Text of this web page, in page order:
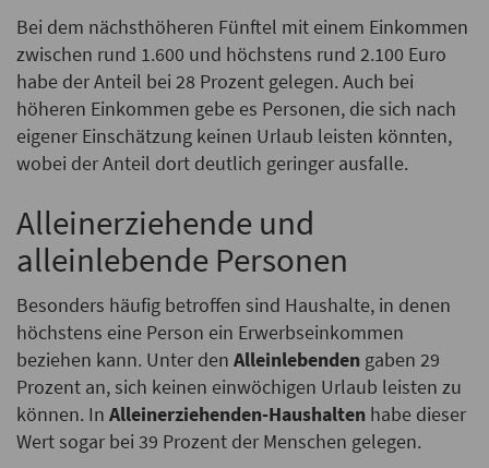
Bei dem nächsthöheren Fünftel mit einem Einkommen
zwischen rund 1.600 und höchstens rund 2.100 Euro
habe der Anteil bei 28 Prozent gelegen. Auch bei
höheren Einkommen gebe es Personen, die sich nach
eigener Einschätzung keinen Urlaub leisten könnten,
wobei der Anteil dort deutlich geringer ausfalle.
Alleinerziehende und
alleinlebende Personen
Besonders häufig betroffen sind Haushalte, in denen
höchstens eine Person ein Erwerbseinkommen
beziehen kann. Unter den Alleinlebenden gaben 29
Prozent an, sich keinen einwöchigen Urlaub leisten zu
können. In Alleinerziehenden-Haushalten habe dieser
Wert sogar bei 39 Prozent der Menschen gelegen.